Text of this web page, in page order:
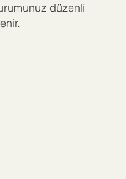
düzenli